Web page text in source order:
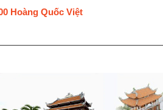
Hoàng Quốc Việt